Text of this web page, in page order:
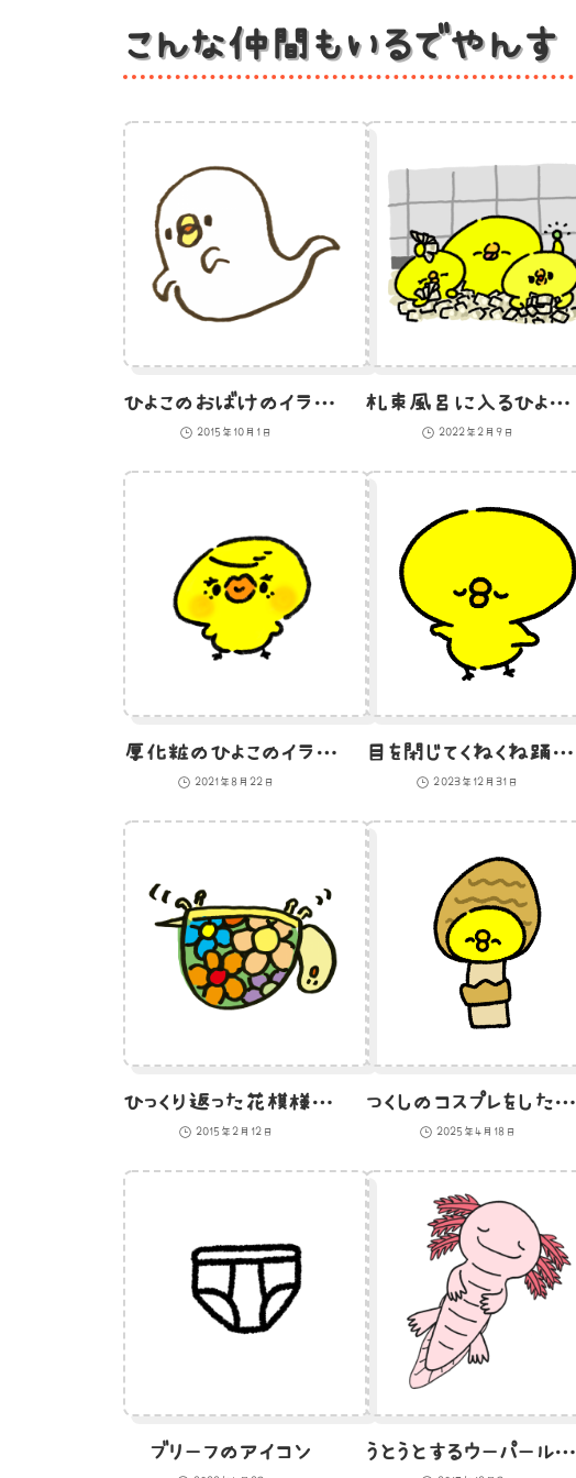
こんな仲間もいるでやんす
ひよこのおばけのイラスト
2015年10月1日
札束風呂に入るひよこのイラスト
2022年2月9日
厚化粧のひよこのイラスト
2021年8月22日
目を閉じてくねくね踊るひよこのGIFアニメ
2023年12月31日
ひっくり返った花模様のカメのイラスト
2015年2月12日
つくしのコスプレをしたひよこ
2025年4月18日
ブリーフのアイコン うとうとするウーパールーパーのイラスト